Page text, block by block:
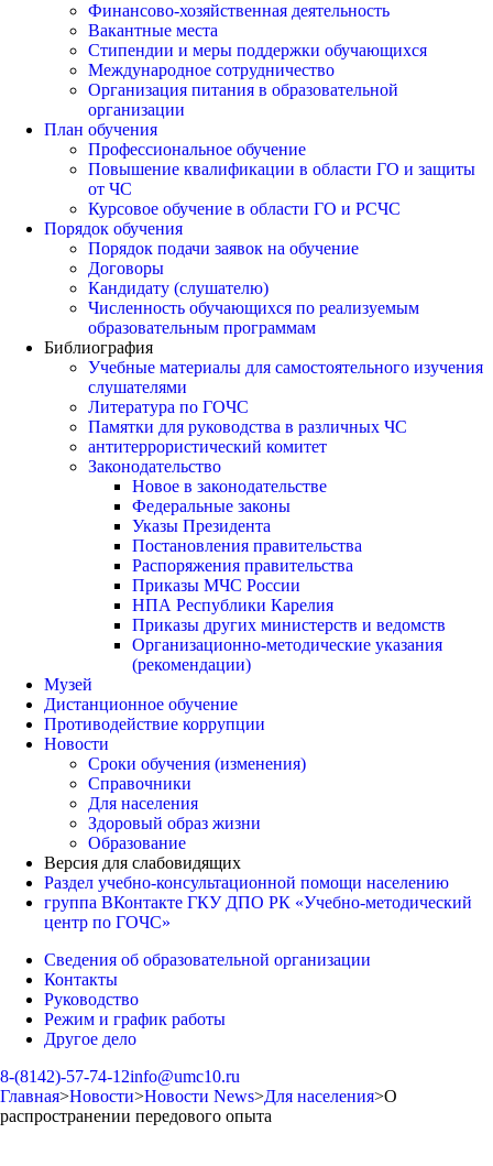
Финансово-хозяйственная деятельность
Вакантные места
Стипендии и меры поддержки обучающихся
Международное сотрудничество
Организация питания в образовательной
организации
План обучения
Профессиональное обучение
Повышение квалификации в области ГО и защиты
от ЧС
Курсовое обучение в области ГО и РСЧС
Порядок обучения
Порядок подачи заявок на обучение
Договоры
Кандидату (слушателю)
Численность обучающихся по реализуемым
образовательным программам
Библиография
Учебные материалы для самостоятельного изучения
слушателями
Литература по ГОЧС
Памятки для руководства в различных ЧС
антитеррористический комитет
Законодательство
Новое в законодательстве
Федеральные законы
Указы Президента
Постановления правительства
Распоряжения правительства
Приказы МЧС России
НПА Республики Карелия
Приказы других министерств и ведомств
Организационно-методические указания
(рекомендации)
Музей
Дистанционное обучение
Противодействие коррупции
Новости
Сроки обучения (изменения)
Справочники
Для населения
Здоровый образ жизни
Образование
Версия для слабовидящих
Раздел учебно-консультационной помощи населению
группа ВКонтакте ГКУ ДПО РК «Учебно-методический
центр по ГОЧС»
Сведения об образовательной организации
Контакты
Руководство
Режим и график работы
Другое дело
8-(8142)-57-74-12info@umc10.ru
Главная>Новости>Новости News>Для населения>О
распространении передового опыта